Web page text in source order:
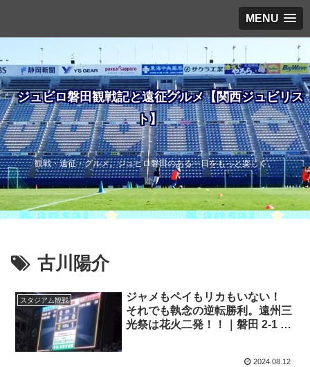
MENU
ジュビロ磐田観戦記と遠征グルメ【関西ジュビリス
ト】
観戦・遠征・グルメ。ジュビロ磐田のある一日をもっと楽しく。
古川陽介
スタジアム観戦
ジャメもペイもリカもいない！
それでも執念の逆転勝利。遠州三
光祭は花火二発！！｜磐田 2-1 鹿
2024.08.12